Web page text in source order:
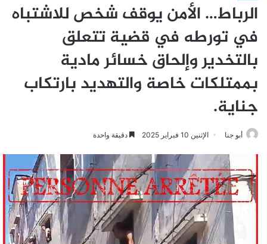
الرباط… الأمن يوقف شخص للاشتباه
في تورطه في قضية تتعلق
بالتخدير وإلحاق خسائر مادية
بممتلكات خاصة والتهديد بارتكاب
جناية.
أبو جنا الإثنين 10 فبراير 2025 دقيقة واحدة